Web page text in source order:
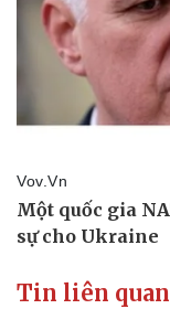
Tin liên quan